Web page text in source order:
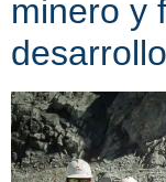
minero y